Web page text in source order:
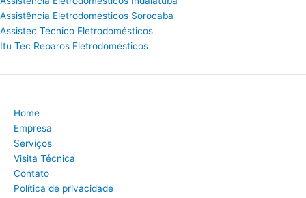
Assistência Eletrodomésticos Sorocaba
Assistec Técnico Eletrodomésticos
Itu Tec Reparos Eletrodomésticos
Home
Empresa
Serviços
Visita Técnica
Contato
Política de privacidade